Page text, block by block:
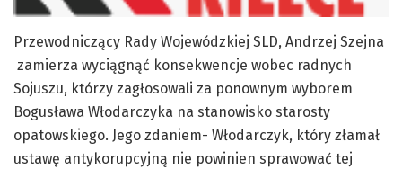
Przewodniczący Rady Wojewódzkiej SLD, Andrzej Szejna
zamierza wyciągnąć konsekwencje wobec radnych
Sojuszu, którzy zagłosowali za ponownym wyborem
Bogusława Włodarczyka na stanowisko starosty
opatowskiego. Jego zdaniem- Włodarczyk, który złamał
ustawę antykorupcyjną nie powinien sprawować tej